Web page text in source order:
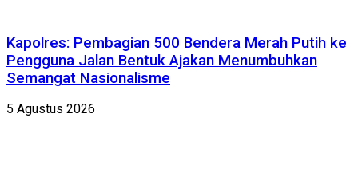
Kapolres: Pembagian 500 Bendera Merah Putih ke
Pengguna Jalan Bentuk Ajakan Menumbuhkan
Semangat Nasionalisme
5 Agustus 2026